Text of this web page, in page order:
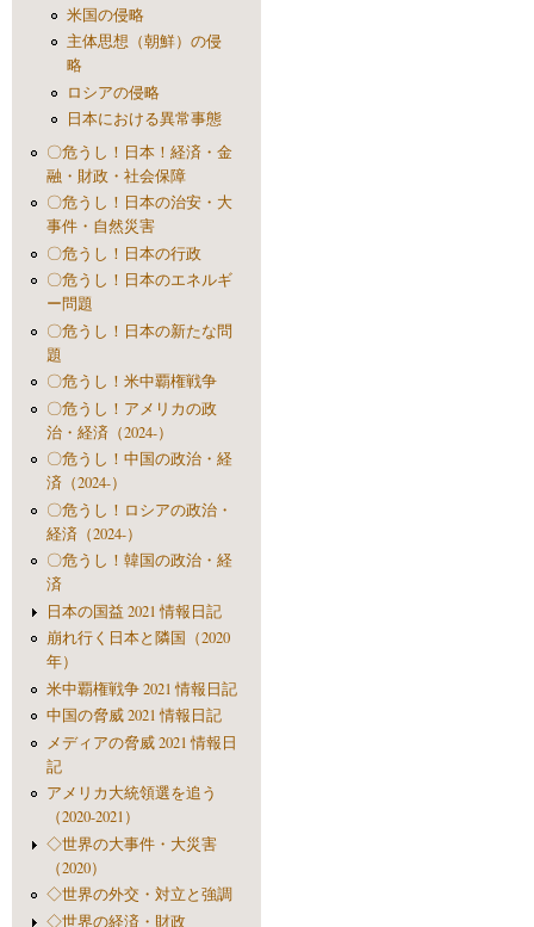
米国の侵略
主体思想（朝鮮）の侵
略
ロシアの侵略
日本における異常事態
〇危うし！日本！経済・金
融・財政・社会保障
〇危うし！日本の治安・大
事件・自然災害
〇危うし！日本の行政
〇危うし！日本のエネルギ
ー問題
〇危うし！日本の新たな問
題
〇危うし！米中覇権戦争
〇危うし！アメリカの政
治・経済（2024-）
〇危うし！中国の政治・経
済（2024-）
〇危うし！ロシアの政治・
経済（2024-）
〇危うし！韓国の政治・経
済
日本の国益 2021 情報日記
崩れ行く日本と隣国（2020
年）
米中覇権戦争 2021 情報日記
中国の脅威 2021 情報日記
メディアの脅威 2021 情報日
記
アメリカ大統領選を追う
（2020-2021）
◇世界の大事件・大災害
（2020）
◇世界の外交・対立と強調
◇世界の経済・財政